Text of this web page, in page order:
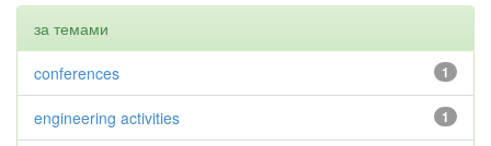
за темами
1
conferences
1
engineering activities